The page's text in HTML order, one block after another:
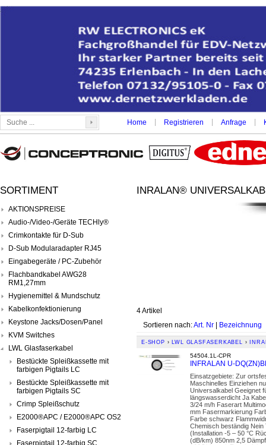
Home Registrieren Anfrage
SORTIMENT
AKTIONSPREISE
Audio-/Video-/Geräte TECHly®
Crimkontakte für D-Sub
D-Sub Modularadapter RJ45
Eingabegeräte / PC-Zubehör
Flachbandkabel AWG28
RM1,27mm
Hygienemittel & Mundschutz
Kabelkonfektionierung
Keystone Jacks/Dosen/Panel
KVM Switches
LWL Glasfaserkabel
Bestückte Spleißkassette mit
farbigen Pigtails LC
Bestückte Spleißkassette mit
farbigen Pigtails SC
Crimp Spleißschutz
E2000®APC / E2000®APC OS2
Faserpigtail 12-farbig LC
Faserpigtail 12-farbig SC
INRALAN®
4 Artikel
Sortieren nach:Art. Nr | Bezeichnung
E-SHOP › LWL GLASFASERKABEL ›
54504.1L-CPR
INFRALAN U-
Einsatzgebiete: Zur
Maschinelles Einziehen
Universalkabel Geeignet
längswasserdicht Ja
3/24 m/h Faserart
mm Fasermarkierung
Farbe schwarz
Chemisch beständig Nein
(Installation -5 – 50 °C
(dB/km) 850nm 2,5